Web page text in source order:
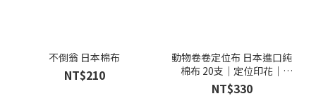
不倒翁 日本棉布
NT$210
動物卷卷定位布 日本進口純
棉布 20支｜定位印花｜
110cm
NT$330